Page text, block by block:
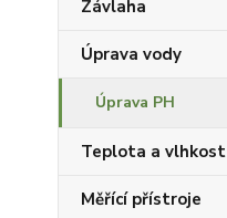
Závlaha
Úprava vody
Úprava PH
Teplota a vlhkost
Měřící přístroje